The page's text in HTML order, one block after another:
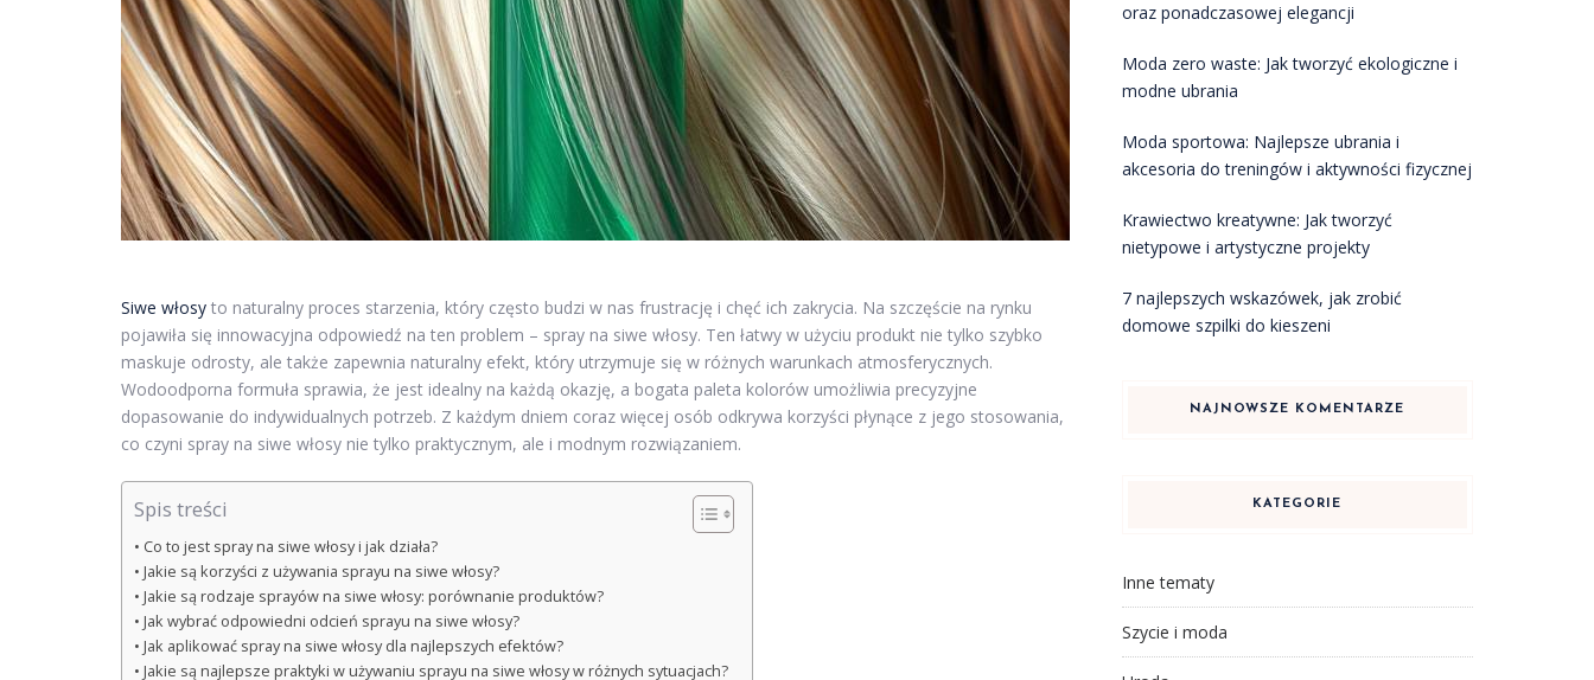
Siwe włosy to naturalny proces starzenia, który często budzi w nas frustrację i chęć ich zakrycia. Na szczęście na rynku
pojawiła się innowacyjna odpowiedź na ten problem – spray na siwe włosy. Ten łatwy w użyciu produkt nie tylko szybko
maskuje odrosty, ale także zapewnia naturalny efekt, który utrzymuje się w różnych warunkach atmosferycznych.
Wodoodporna formuła sprawia, że jest idealny na każdą okazję, a bogata paleta kolorów umożliwia precyzyjne
dopasowanie do indywidualnych potrzeb. Z każdym dniem coraz więcej osób odkrywa korzyści płynące z jego stosowania,
co czyni spray na siwe włosy nie tylko praktycznym, ale i modnym rozwiązaniem.
Spis treści
Co to jest spray na siwe włosy i jak działa?
Jakie są korzyści z używania sprayu na siwe włosy?
Jakie są rodzaje sprayów na siwe włosy: porównanie produktów?
Jak wybrać odpowiedni odcień sprayu na siwe włosy?
Jak aplikować spray na siwe włosy dla najlepszych efektów?
Jakie są najlepsze praktyki w używaniu sprayu na siwe włosy w różnych sytuacjach?
oraz ponadczasowej elegancji
Moda zero waste: Jak tworzyć ekologiczne i
modne ubrania
Moda sportowa: Najlepsze ubrania i
akcesoria do treningów i aktywności fizycznej
Krawiectwo kreatywne: Jak tworzyć
nietypowe i artystyczne projekty
7 najlepszych wskazówek, jak zrobić
domowe szpilki do kieszeni
NAJNOWSZE KOMENTARZE
KATEGORIE
Inne tematy
Szycie i moda